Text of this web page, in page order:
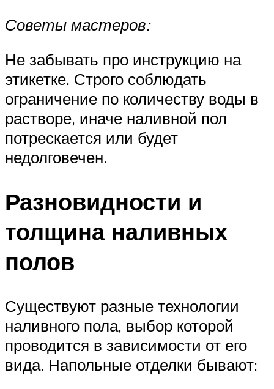
Советы мастеров:
Не забывать про инструкцию на
этикетке. Строго соблюдать
ограничение по количеству воды в
растворе, иначе наливной пол
потрескается или будет
недолговечен.
Разновидности и
толщина наливных
полов
Существуют разные технологии
наливного пола, выбор которой
проводится в зависимости от его
вида. Напольные отделки бывают: